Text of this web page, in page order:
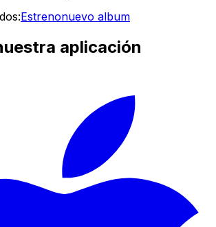
Estrenonuevo album
aplicación